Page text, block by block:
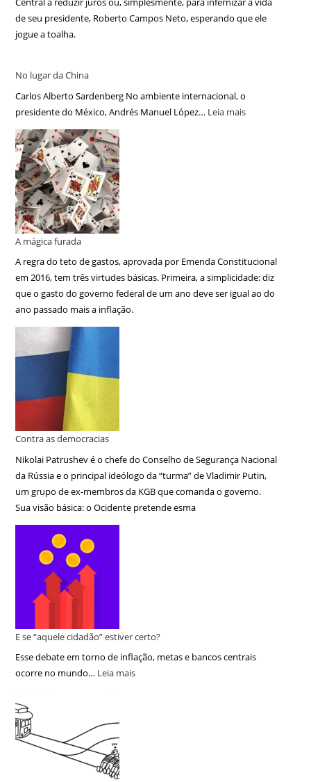
de seu presidente, Roberto Campos Neto, esperando que ele
jogue a toalha.
No lugar da China
Carlos Alberto Sardenberg No ambiente internacional, o
presidente do México, Andrés Manuel López… Leia mais
A mágica furada
A regra do teto de gastos, aprovada por Emenda Constitucional
em 2016, tem três virtudes básicas. Primeira, a simplicidade: diz
que o gasto do governo federal de um ano deve ser igual ao do
ano passado mais a inflação.
Contra as democracias
Nikolai Patrushev é o chefe do Conselho de Segurança Nacional
da Rússia e o principal ideólogo da “turma” de Vladimir Putin,
um grupo de ex-membros da KGB que comanda o governo.
Sua visão básica: o Ocidente pretende esma
E se “aquele cidadão” estiver certo?
Esse debate em torno de inflação, metas e bancos centrais
ocorre no mundo… Leia mais